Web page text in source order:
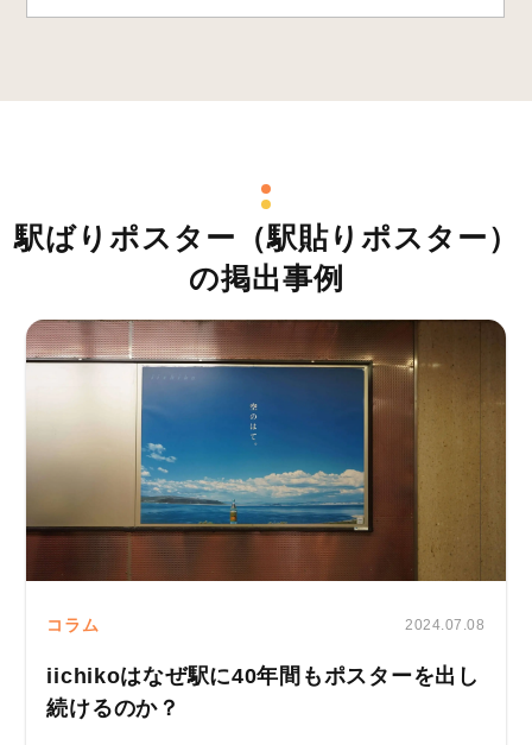
駅ばりポスター（駅貼りポスター）
の掲出事例
コラム 2024.07.08
iichikoはなぜ駅に40年間もポスターを出し
続けるのか？